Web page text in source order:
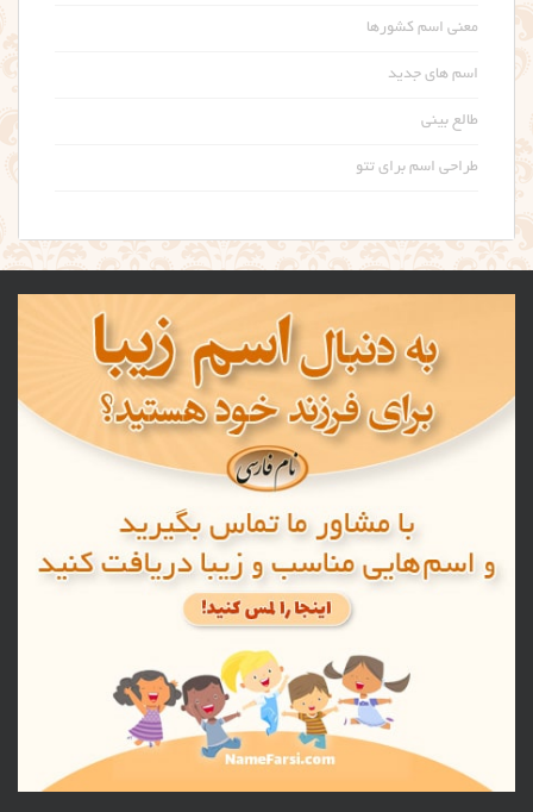
معنی اسم کشورها
اسم های جدید
طالع بینی
طراحی اسم برای تتو